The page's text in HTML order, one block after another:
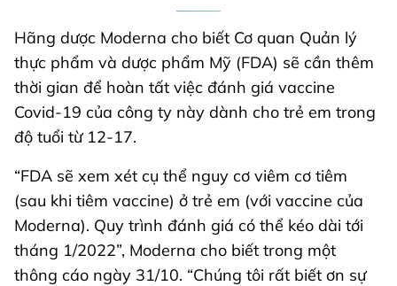
Hãng dược Moderna cho biết Cơ quan Quản lý
thực phẩm và dược phẩm Mỹ (FDA) sẽ cần thêm
thời gian để hoàn tất việc đánh giá vaccine
Covid-19 của công ty này dành cho trẻ em trong
độ tuổi từ 12-17.
“FDA sẽ xem xét cụ thể nguy cơ viêm cơ tiêm
(sau khi tiêm vaccine) ở trẻ em (với vaccine của
Moderna). Quy trình đánh giá có thể kéo dài tới
tháng 1/2022”, Moderna cho biết trong một
thông cáo ngày 31/10. “Chúng tôi rất biết ơn sự